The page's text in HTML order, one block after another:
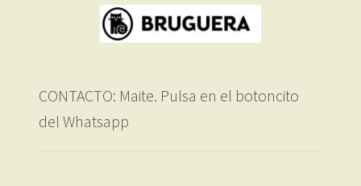
CONTACTO: Maite. Pulsa en el botoncito
del Whatsapp